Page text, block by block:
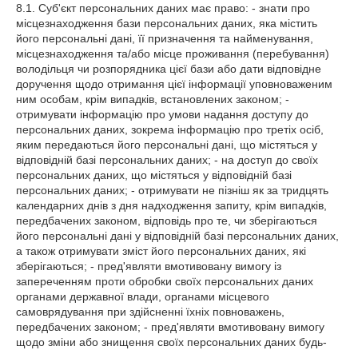
8.1. Суб'єкт персональних даних має право: - знати про
місцезнаходження бази персональних даних, яка містить
його персональні дані, її призначення та найменування,
місцезнаходження та/або місце проживання (перебування)
володільця чи розпорядника цієї бази або дати відповідне
доручення щодо отримання цієї інформації уповноваженим
ним особам, крім випадків, встановлених законом; -
отримувати інформацію про умови надання доступу до
персональних даних, зокрема інформацію про третіх осіб,
яким передаються його персональні дані, що містяться у
відповідній базі персональних даних; - на доступ до своїх
персональних даних, що містяться у відповідній базі
персональних даних; - отримувати не пізніш як за тридцять
календарних днів з дня надходження запиту, крім випадків,
передбачених законом, відповідь про те, чи зберігаються
його персональні дані у відповідній базі персональних даних,
а також отримувати зміст його персональних даних, які
зберігаються; - пред'являти вмотивовану вимогу із
запереченням проти обробки своїх персональних даних
органами державної влади, органами місцевого
самоврядування при здійсненні їхніх повноважень,
передбачених законом; - пред'являти вмотивовану вимогу
щодо зміни або знищення своїх персональних даних будь-